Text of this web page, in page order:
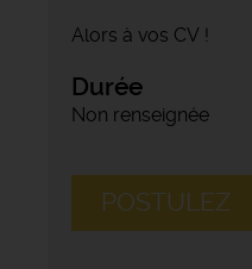
Alors à vos CV !
Durée
Non renseignée
POSTULEZ